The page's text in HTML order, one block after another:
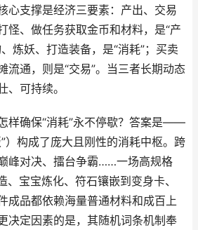
心支撑是经济三要素：产出、交易
怪、做任务获取金币和材料，是“产
炼妖、打造装备，是“消耗”；买卖
流通，则是“交易”。当三者长期动态
、可持续。
样确保“消耗”永不停歇？答案是——
）构成了庞大且刚性的消耗中枢。跨
峰对决、擂台争霸……一场高规格
、宝宝炼化、符石镶嵌到变身卡、
成品都依赖海量普通材料和成百上
决定因素的是，其随机词条机制奉